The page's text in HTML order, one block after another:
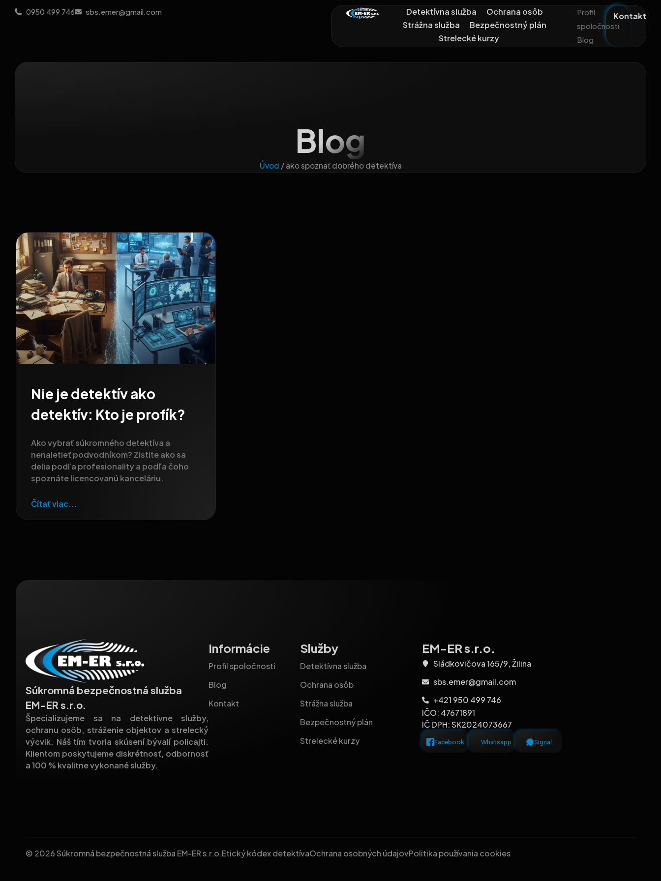
0950 499 746 sbs.emer@gmail.com Detektívna služba
Ochrana osôb
Strážna služba
Bezpečnostný plán
Strelecké kurzy
Profil
spoločnosti
Blog
Kontakt
Blog
Úvod / ako spoznať dobrého detektíva
Nie je detektív ako
detektív: Kto je profík?
Ako vybrať súkromného detektíva a
nenaletieť podvodníkom? Zistite ako sa
delia podľa profesionality a podľa čoho
spoznáte licencovanú kanceláriu.
Čítať viac...
Súkromná bezpečnostná služba
EM-ER s.r.o.
Špecializujeme sa na detektívne služby,
ochranu osôb, stráženie objektov a strelecký
výcvik. Náš tím tvoria skúsení bývalí policajti.
Klientom poskytujeme diskrétnosť, odbornosť
a 100 % kvalitne vykonané služby.
Informácie
Profil spoločnosti
Blog
Kontakt
Služby
Detektívna služba
Ochrana osôb
Strážna služba
Bezpečnostný plán
Strelecké kurzy
EM-ER s.r.o.
Sládkovičova 165/9, Žilina
sbs.emer@gmail.com
+421 950 499 746
IČO: 47671891
IČ DPH: SK2024073667
Facebook Whatsapp Signal
© 2026 Súkromná bezpečnostná služba EM-ER s.r.o.Etický kódex detektívaOchrana osobných údajovPolitika používania cookies